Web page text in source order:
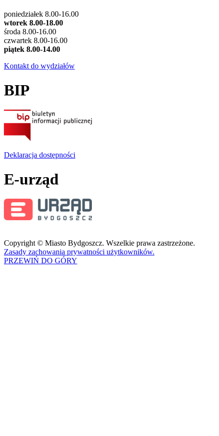
poniedziałek 8.00-16.00
wtorek 8.00-18.00
środa 8.00-16.00
czwartek 8.00-16.00
piątek 8.00-14.00
Kontakt do wydziałów
BIP
Deklaracja dostępności
E-urząd
Copyright © Miasto Bydgoszcz. Wszelkie prawa zastrzeżone.
Zasady zachowania prywatności użytkowników.
PRZEWIŃ DO GÓRY